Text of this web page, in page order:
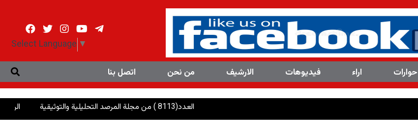
Select Language ▼
حوارات اراء فیدیوهات الارشیف من نحن اتصل بنا
الرئاسات: إنصاف